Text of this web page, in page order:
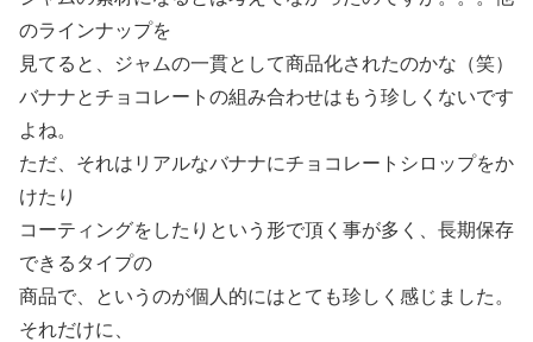
のラインナップを
見てると、ジャムの一貫として商品化されたのかな（笑）
バナナとチョコレートの組み合わせはもう珍しくないです
よね。
ただ、それはリアルなバナナにチョコレートシロップをか
けたり
コーティングをしたりという形で頂く事が多く、長期保存
できるタイプの
商品で、というのが個人的にはとても珍しく感じました。
それだけに、